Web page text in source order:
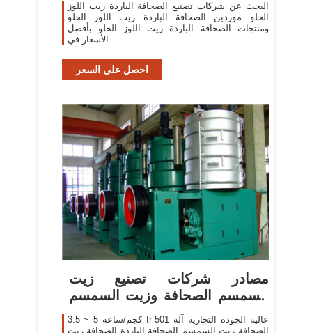
البحث عن شركات تصنيع الصحافة الباردة زيت اللوز
الحلو موردين الصحافة الباردة زيت اللوز الحلو
ومنتجات الصحافة الباردة زيت اللوز الحلو بأفضل
الأسعار في
احصل على السعر
مصادر شركات تصنيع زيت
السمسم الصحافة وزيت السمسم
الصحافة
3.5 ~ 5 كجم/ساعة fr-501 عالية الجودة التجارية آلة
الصحافة زيت السمسم الصحافة الباردة الصحافة زيت